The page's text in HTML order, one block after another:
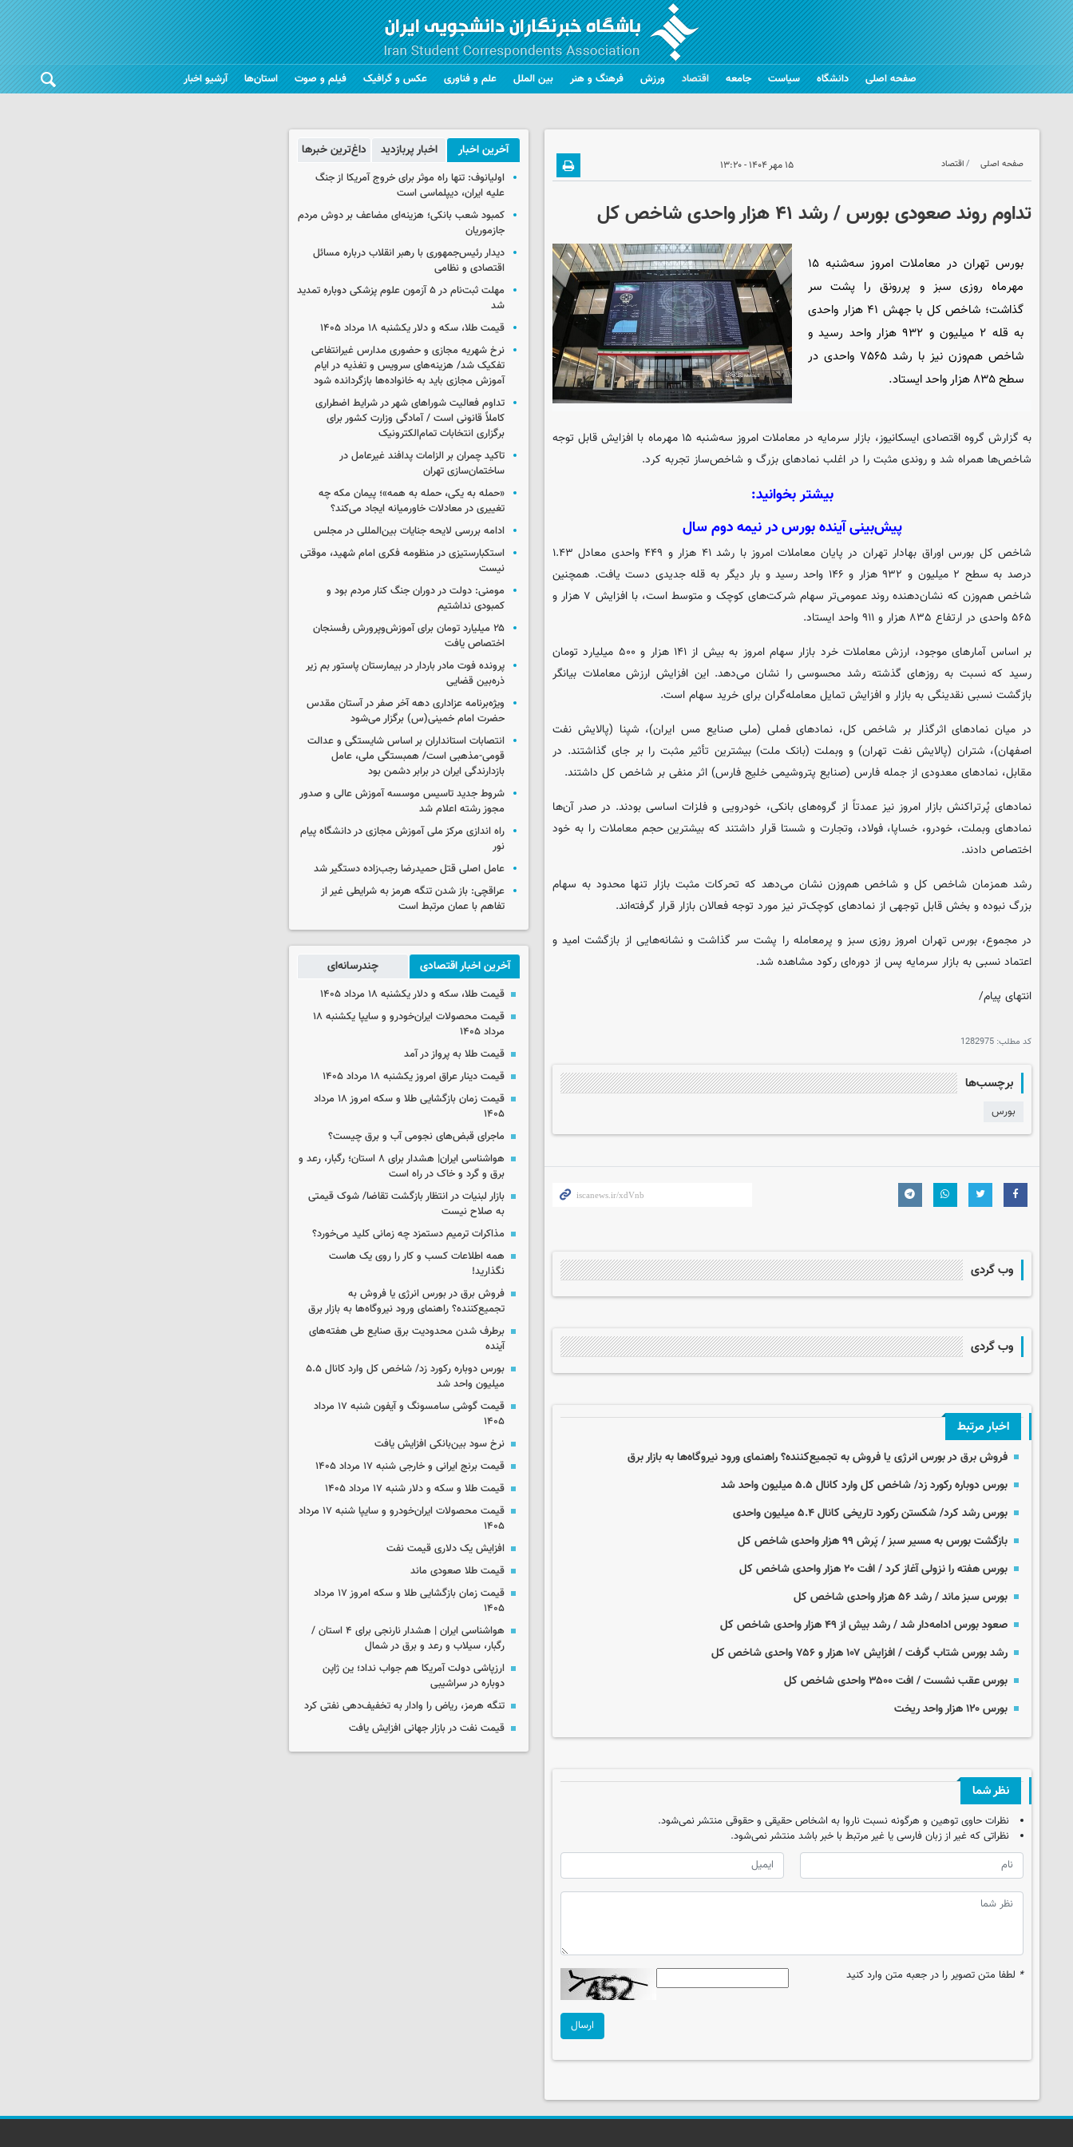
صفحه اصلی دانشگاه سیاست جامعه اقتصاد ورزش فرهنگ و هنر بین الملل علم و فناوری عکس و گرافیک فیلم و صوت استان‌ها آرشیو اخبار
صفحه اصلی اقتصاد ۱۵ مهر ۱۴۰۴ - ۱۳:۲۰
تداوم روند صعودی بورس / رشد ۴۱ هزار واحدی شاخص کل
بورس تهران در معاملات امروز سه‌شنبه ۱۵
مهرماه روزی سبز و پررونق را پشت سر
گذاشت؛ شاخص کل با جهش ۴۱ هزار واحدی
به قله ۲ میلیون و ۹۳۲ هزار واحد رسید و
شاخص هم‌وزن نیز با رشد ۷۵۶۵ واحدی در
سطح ۸۳۵ هزار واحد ایستاد.
به گزارش گروه اقتصادیایسکانیوز
، بازار سرمایه در معاملات امروز سه‌شنبه ۱۵ مهرماه با افزایش قابل توجه
شاخص‌ها همراه شد و روندی مثبت را در اغلب نمادهای بزرگ و شاخص‌ساز تجربه کرد.
بیشتر بخوانید:
پیش‌بینی آینده بورس در نیمه دوم سال
شاخص کل بورس اوراق بهادار تهران در پایان معاملات امروز با رشد ۴۱ هزار و ۴۴۹ واحدی معادل ۱.۴۳
درصد به سطح ۲ میلیون و ۹۳۲ هزار و ۱۴۶ واحد رسید و بار دیگر به قله جدیدی دست یافت. همچنین
شاخص هم‌وزن که نشان‌دهنده روند عمومی‌تر سهام شرکت‌های کوچک و متوسط است، با افزایش ۷ هزار و
۵۶۵ واحدی در ارتفاع ۸۳۵ هزار و ۹۱۱ واحد ایستاد.
بر اساس آمارهای موجود، ارزش معاملات خرد بازار سهام امروز به بیش از ۱۴۱ هزار و ۵۰۰ میلیارد تومان
رسید که نسبت به روزهای گذشته رشد محسوسی را نشان می‌دهد. این افزایش ارزش معاملات بیانگر
بازگشت نسبی نقدینگی به بازار و افزایش تمایل معامله‌گران برای خرید سهام است.
در میان نمادهای اثرگذار بر شاخص کل، نمادهای فملی (ملی صنایع مس ایران)، شپنا (پالایش نفت
اصفهان)، شتران (پالایش نفت تهران) و وبملت (بانک ملت) بیشترین تأثیر مثبت را بر جای گذاشتند. در
مقابل، نمادهای معدودی از جمله فارس (صنایع پتروشیمی خلیج فارس) اثر منفی بر شاخص کل داشتند.
نمادهای پُرتراکنش بازار امروز نیز عمدتاً از گروه‌های بانکی، خودرویی و فلزات اساسی بودند. در صدر آن‌ها
نمادهای وبملت، خودرو، خساپا، فولاد، وتجارت و شستا قرار داشتند که بیشترین حجم معاملات را به خود
اختصاص دادند.
رشد همزمان شاخص کل و شاخص هم‌وزن نشان می‌دهد که تحرکات مثبت بازار تنها محدود به سهام
بزرگ نبوده و بخش قابل توجهی از نمادهای کوچک‌تر نیز مورد توجه فعالان بازار قرار گرفته‌اند.
در مجموع، بورس تهران امروز روزی سبز و پرمعامله را پشت سر گذاشت و نشانه‌هایی از بازگشت امید و
اعتماد نسبی به بازار سرمایه پس از دوره‌ای رکود مشاهده شد.
انتهای پیام/
کد مطلب: 1282975
برچسب‌ها
بورس
وب گردی
وب گردی
اخبار مرتبط
فروش برق در بورس انرژی یا فروش به تجمیع‌کننده؟ راهنمای ورود نیروگاه‌ها به بازار برق
بورس دوباره رکورد زد/ شاخص کل وارد کانال ۵.۵ میلیون واحد شد
بورس رشد کرد/ شکستن رکورد تاریخی کانال ۵.۴ میلیون واحدی
بازگشت بورس به مسیر سبز / پَرش ۹۹ هزار واحدی شاخص کل
بورس هفته را نزولی آغاز کرد / افت ۲۰ هزار واحدی شاخص کل
بورس سبز ماند / رشد ۵۶ هزار واحدی شاخص کل
صعود بورس ادامه‌دار شد / رشد بیش از ۴۹ هزار واحدی شاخص کل
رشد بورس شتاب گرفت / افزایش ۱۰۷ هزار و ۷۵۶ واحدی شاخص کل
بورس عقب نشست / افت ۳۵۰۰ واحدی شاخص کل
بورس ۱۲۰ هزار واحد ریخت
نظر شما
نظرات حاوی توهین و هرگونه نسبت ناروا به اشخاص حقیقی و حقوقی منتشر نمی‌شود.
نظراتی که غیر از زبان فارسی یا غیر مرتبط با خبر باشد منتشر نمی‌شود.
* لطفا متن تصویر را در جعبه متن وارد کنید
ارسال
آخرین اخبار اخبار پربازدید داغ‌ترین خبرها
اولیانوف: تنها راه موثر برای خروج آمریکا از جنگ
علیه ایران، دیپلماسی است
کمبود شعب بانکی؛ هزینه‌ای مضاعف بر دوش مردم
جازموریان
دیدار رئیس‌جمهوری با رهبر انقلاب درباره مسائل
اقتصادی و نظامی
مهلت ثبت‌نام در ۵ آزمون علوم پزشکی دوباره تمدید
شد
قیمت طلا، سکه و دلار یکشنبه ۱۸ مرداد ۱۴۰۵
نرخ شهریه مجازی و حضوری مدارس غیرانتفاعی
تفکیک شد/ هزینه‌های سرویس و تغذیه در ایام
آموزش مجازی باید به خانواده‌ها بازگردانده شود
تداوم فعالیت شوراهای شهر در شرایط اضطراری
کاملاً قانونی است / آمادگی وزارت کشور برای
برگزاری انتخابات تمام‌الکترونیک
تاکید چمران بر الزامات پدافند غیرعامل در
ساختمان‌سازی تهران
«حمله به یکی، حمله به همه»؛ پیمان مکه چه
تغییری در معادلات خاورمیانه ایجاد می‌کند؟
ادامه بررسی لایحه جنایات بین‌المللی در مجلس
استکبارستیزی در منظومه فکری امام شهید، موقتی
نیست
مومنی: دولت در دوران جنگ کنار مردم بود و
کمبودی نداشتیم
۲۵ میلیارد تومان برای آموزش‌وپرورش رفسنجان
اختصاص یافت
پرونده فوت مادر باردار در بیمارستان پاستور بم زیر
ذره‌بین قضایی
ویژه‌برنامه عزاداری دهه آخر صفر در آستان مقدس
حضرت امام خمینی(س) برگزار می‌شود
انتصابات استانداران بر اساس شایستگی و عدالت
قومی-مذهبی است/ همبستگی ملی، عامل
بازدارندگی ایران در برابر دشمن بود
شروط جدید تاسیس موسسه آموزش عالی و صدور
مجوز رشته اعلام شد
راه اندازی مرکز ملی آموزش مجازی در دانشگاه پیام
نور
عامل اصلی قتل حمیدرضا رجب‌زاده دستگیر شد
عراقچی: باز شدن تنگه هرمز به شرایطی غیر از
تفاهم با عمان مرتبط است
آخرین اخبار اقتصادی چندرسانه‌ای
قیمت طلا، سکه و دلار یکشنبه ۱۸ مرداد ۱۴۰۵
قیمت محصولات ایران‌خودرو و سایپا یکشنبه ۱۸
مرداد ۱۴۰۵
قیمت طلا به پرواز در آمد
قیمت دینار عراق امروز یکشنبه ۱۸ مرداد ۱۴۰۵
قیمت زمان بازگشایی طلا و سکه امروز ۱۸ مرداد
۱۴۰۵
ماجرای قبض‌های نجومی آب و برق چیست؟
هواشناسی ایران| هشدار برای ۸ استان؛ رگبار، رعد و
برق و گرد و خاک در راه است
بازار لبنیات در انتظار بازگشت تقاضا/ شوک قیمتی
به صلاح نیست
مذاکرات ترمیم دستمزد چه زمانی کلید می‌خورد؟
همه اطلاعات کسب‌ و کار را روی یک هاست
نگذارید!
فروش برق در بورس انرژی یا فروش به
تجمیع‌کننده؟ راهنمای ورود نیروگاه‌ها به بازار برق
برطرف شدن محدودیت‌ برق صنایع طی هفته‌های
آینده
بورس دوباره رکورد زد/ شاخص کل وارد کانال ۵.۵
میلیون واحد شد
قیمت گوشی سامسونگ و آیفون شنبه ۱۷ مرداد
۱۴۰۵
نرخ سود بین‌بانکی افزایش یافت
قیمت برنج ایرانی و خارجی شنبه ۱۷ مرداد ۱۴۰۵
قیمت طلا و سکه و دلار شنبه ۱۷ مرداد ۱۴۰۵
قیمت محصولات ایران‌خودرو و سایپا شنبه ۱۷ مرداد
۱۴۰۵
افزایش یک دلاری قیمت نفت
قیمت طلا صعودی ماند
قیمت زمان بازگشایی طلا و سکه امروز ۱۷ مرداد
۱۴۰۵
هواشناسی ایران | هشدار نارنجی برای ۴ استان /
رگبار، سیلاب و رعد و برق در شمال
ارزپاشی دولت آمریکا هم جواب نداد؛ ین ژاپن
دوباره در سراشیبی
تنگه هرمز، ریاض را وادار به تخفیف‌دهی نفتی کرد
قیمت نفت در بازار جهانی افزایش یافت